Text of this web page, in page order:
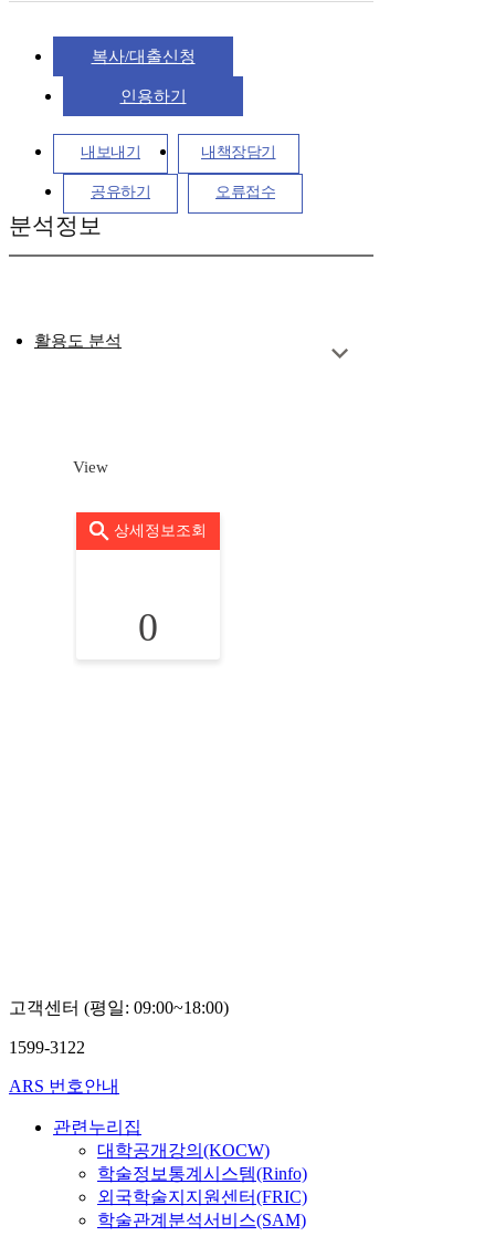
복사/대출신청
인용하기
내보내기 내책장담기
공유하기 오류접수
분석정보
활용도 분석
View
상세정보조회
0
고객센터 (평일: 09:00~18:00)
1599-3122
ARS 번호안내
관련누리집
대학공개강의(KOCW)
학술정보통계시스템(Rinfo)
외국학술지지원센터(FRIC)
학술관계분석서비스(SAM)